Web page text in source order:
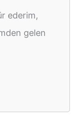
ederim,
gelen